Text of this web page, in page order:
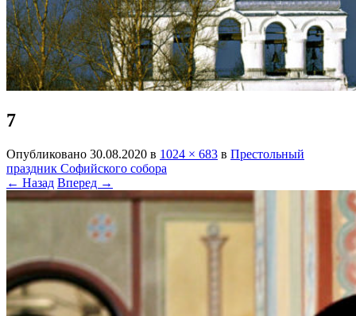
7
Опубликовано 30.08.2020 в 1024 × 683 в Престольный
праздник Софийского собора
← Назад Вперед →